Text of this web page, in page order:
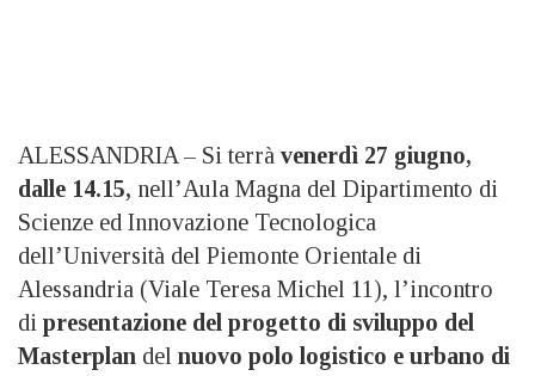
ALESSANDRIA – Si terrà venerdì 27 giugno,
dalle 14.15, nell’Aula Magna del Dipartimento di
Scienze ed Innovazione Tecnologica
dell’Università del Piemonte Orientale di
Alessandria (Viale Teresa Michel 11), l’incontro
di presentazione del progetto di sviluppo del
Masterplan del nuovo polo logistico e urbano di